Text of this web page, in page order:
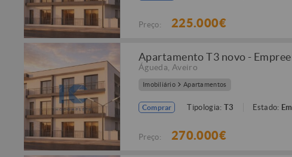
Preço: 225.000€
Apartamento T3 novo -
Águeda Aveiro
Imobiliário Apartamentos
Comprar Tipologia: T3 Estado:
Preço: 270.000€